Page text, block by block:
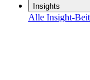
Insights
Alle Insight-